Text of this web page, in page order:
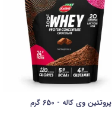
وی کاله - 650 گرم